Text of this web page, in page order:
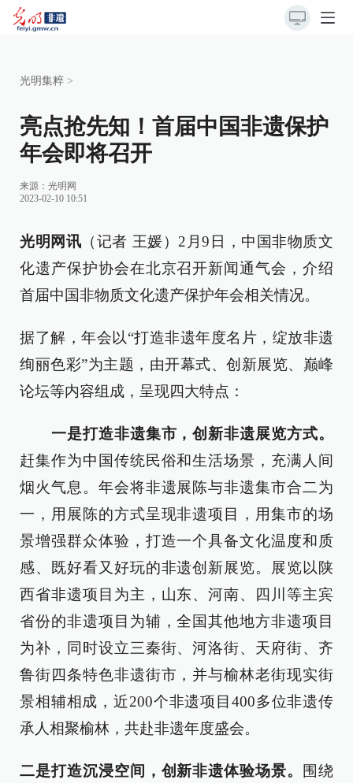
光明集粹 >
亮点抢先知！首届中国非遗保护
年会即将召开
来源： 光明网
2023-02-10 10:51
光明网讯 （记者 王媛）2月9日，中国非物质文
化遗产保护协会在北京召开新闻通气会，介绍
首届中国非物质文化遗产保护年会相关情况。
据了解，年会以“打造非遗年度名片，绽放非遗
绚丽色彩”为主题，由开幕式、创新展览、巅峰
论坛等内容组成，呈现四大特点：
一是打造非遗集市，创新非遗展览方式。
赶集作为中国传统民俗和生活场景，充满人间
烟火气息。年会将非遗展陈与非遗集市合二为
一，用展陈的方式呈现非遗项目，用集市的场
景增强群众体验，打造一个具备文化温度和质
感、既好看又好玩的非遗创新展览。展览以陕
西省非遗项目为主，山东、河南、四川等主宾
省份的非遗项目为辅，全国其他地方非遗项目
为补，同时设立三秦街、河洛街、天府街、齐
鲁街四条特色非遗街市，并与榆林老街现实街
景相辅相成，近200个非遗项目400多位非遗传
承人相聚榆林，共赴非遗年度盛会。
二是打造沉浸空间，创新非遗体验场景。
围绕